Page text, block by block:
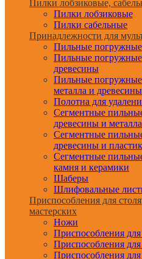
Пилки лобзиковые,
Пилки лобзиковые
Пилки сабельные
Принадлежности для
Пильные погружные
Пильные погружные
древесины
Пильные погружные
металла и древесины
Полотна для
Сегментные
древесины и металла
Сегментные
древесины и
Сегментные
камня и керамики
Шаберы
Шлифовальные
Приспособления для
мастерских
Ножи
Приспособления
Приспособления
Приспособления для